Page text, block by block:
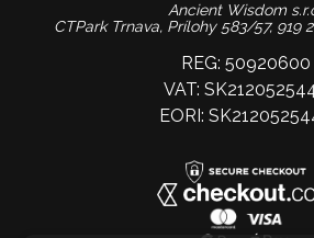
Ancient Wisdom
CTPark Trnava, Prílohy 583/57, 919
REG: 50920600
VAT:
EORI: